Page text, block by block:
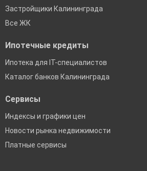
Застройщики Калининграда
Все ЖК
Ипотечные кредиты
Ипотека для IT-специалистов
Каталог банков Калининграда
Сервисы
Индексы и графики цен
Новости рынка недвижимости
Платные сервисы